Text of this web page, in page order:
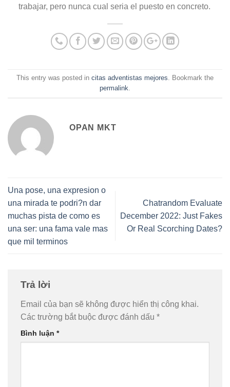
trabajar, pero nunca cual seri­a el puesto en concreto.
This entry was posted in citas adventistas mejores. Bookmark the
permalink.
OPAN MKT
Una pose, una expresion o
una mirada te podri?n dar
muchas pista de como es
una ser: una fama vale mas
que mil terminos
Chatrandom Evaluate
December 2022: Just Fakes
Or Real Scorching Dates?
Trả lời
Email của bạn sẽ không được hiển thị công khai.
Các trường bắt buộc được đánh dấu *
Bình luận *